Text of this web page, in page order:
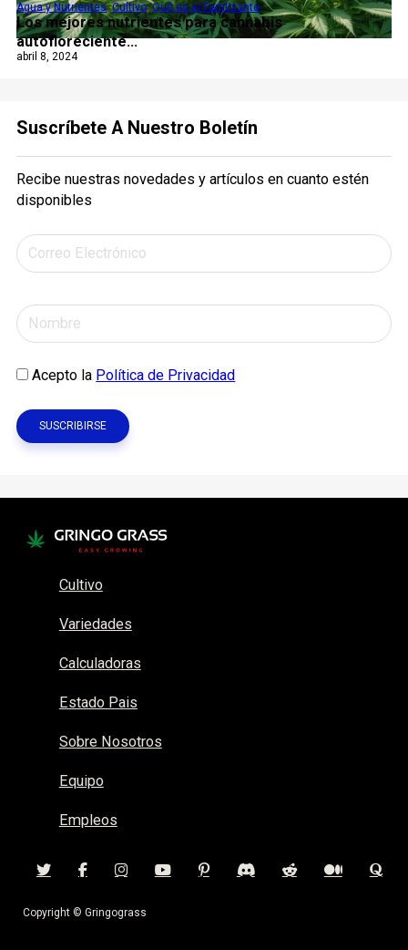
Los mejores nutrientes para cannabis
autofloreciente...
Agua y Nutrientes,Cultivo,Qué es el Fertilizante
abril 8, 2024
Suscríbete A Nuestro Boletín
Recibe nuestras novedades y artículos en cuanto estén
disponibles
Acepto la Política de Privacidad
Cultivo
Variedades
Calculadoras
Estado Pais
Sobre Nosotros
Equipo
Empleos
Copyright © Gringograss